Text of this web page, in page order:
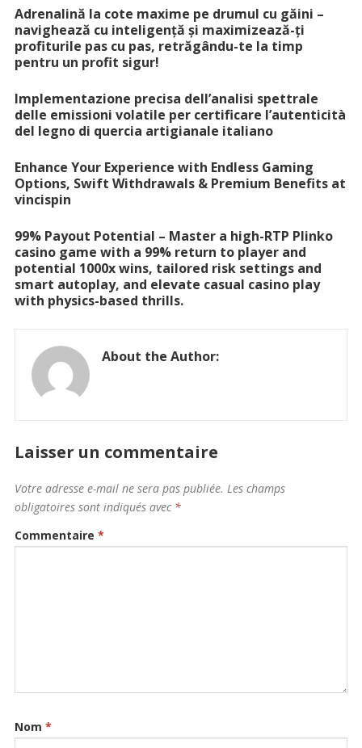
Adrenalină la cote maxime pe drumul cu găini –
navighează cu inteligență și maximizează-ți
profiturile pas cu pas, retrăgându-te la timp
pentru un profit sigur!
Implementazione precisa dell’analisi spettrale
delle emissioni volatile per certificare l’autenticità
del legno di quercia artigianale italiano
Enhance Your Experience with Endless Gaming
Options, Swift Withdrawals & Premium Benefits at
vincispin
99% Payout Potential – Master a high-RTP Plinko
casino game with a 99% return to player and
potential 1000x wins, tailored risk settings and
smart autoplay, and elevate casual casino play
with physics-based thrills.
About the Author:
Laisser un commentaire
Votre adresse e-mail ne sera pas publiée. Les champs
obligatoires sont indiqués avec *
Commentaire *
Nom *